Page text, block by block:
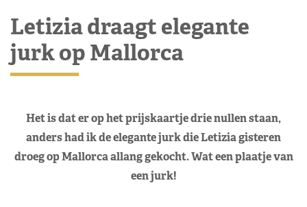
Letizia draagt elegante
jurk op Mallorca
Het is dat er op het prijskaartje drie nullen staan,
anders had ik de elegante jurk die Letizia gisteren
droeg op Mallorca allang gekocht. Wat een plaatje van
een jurk!